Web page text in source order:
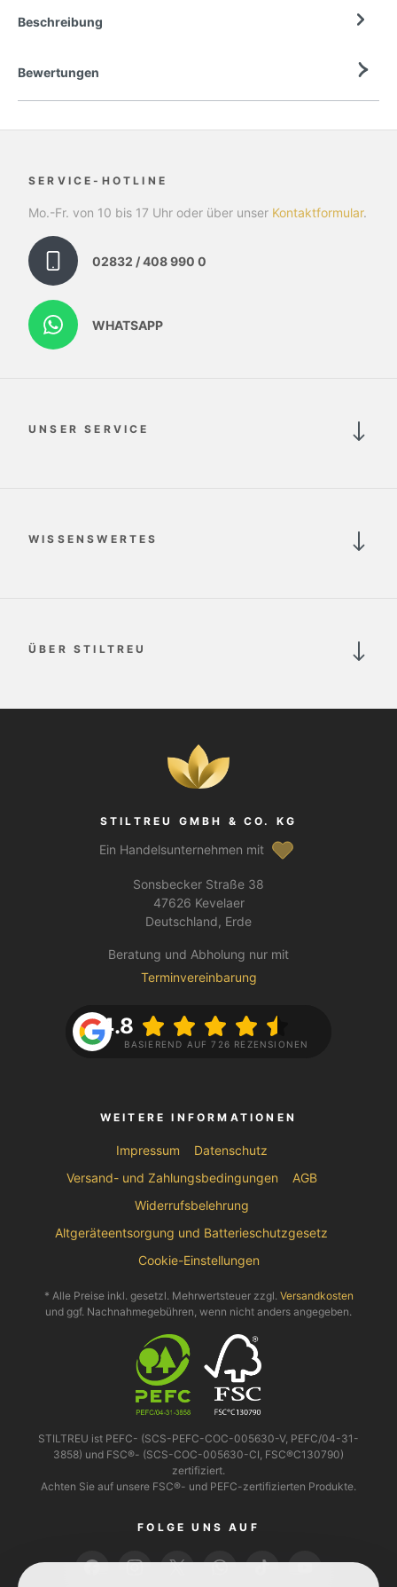
Beschreibung
Bewertungen
SERVICE-HOTLINE
Mo.-Fr. von 10 bis 17 Uhr oder über unser Kontaktformular.
02832 / 408 990 0
WHATSAPP
UNSER SERVICE
WISSENSWERTES
ÜBER STILTREU
STILTREU GMBH & CO. KG
Ein Handelsunternehmen mit
Sonsbecker Straße 38
47626 Kevelaer
Deutschland, Erde
Beratung und Abholung nur mit
Terminvereinbarung
4.8
BASIEREND AUF 726 REZENSIONEN
WEITERE INFORMATIONEN
Impressum
Datenschutz
Versand- und Zahlungsbedingungen
AGB
Widerrufsbelehrung
Altgeräteentsorgung und Batterieschutzgesetz
Cookie-Einstellungen
* Alle Preise inkl. gesetzl. Mehrwertsteuer zzgl. Versandkosten
und ggf. Nachnahmegebühren, wenn nicht anders angegeben.
STILTREU ist PEFC- (SCS-PEFC-COC-005630-V, PEFC/04-31-
3858) und FSC®- (SCS-COC-005630-CI, FSC®C130790)
zertifiziert.
Achten Sie auf unsere FSC®- und PEFC-zertifizierten Produkte.
FOLGE UNS AUF